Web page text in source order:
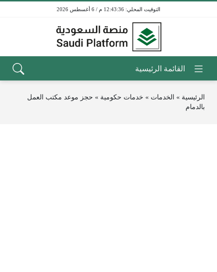
12:43:36 م / 6 أغسطس 2026
الرئيسية » الخدمات » خدمات حكومية » حجز موعد مكتب العمل
بالدمام